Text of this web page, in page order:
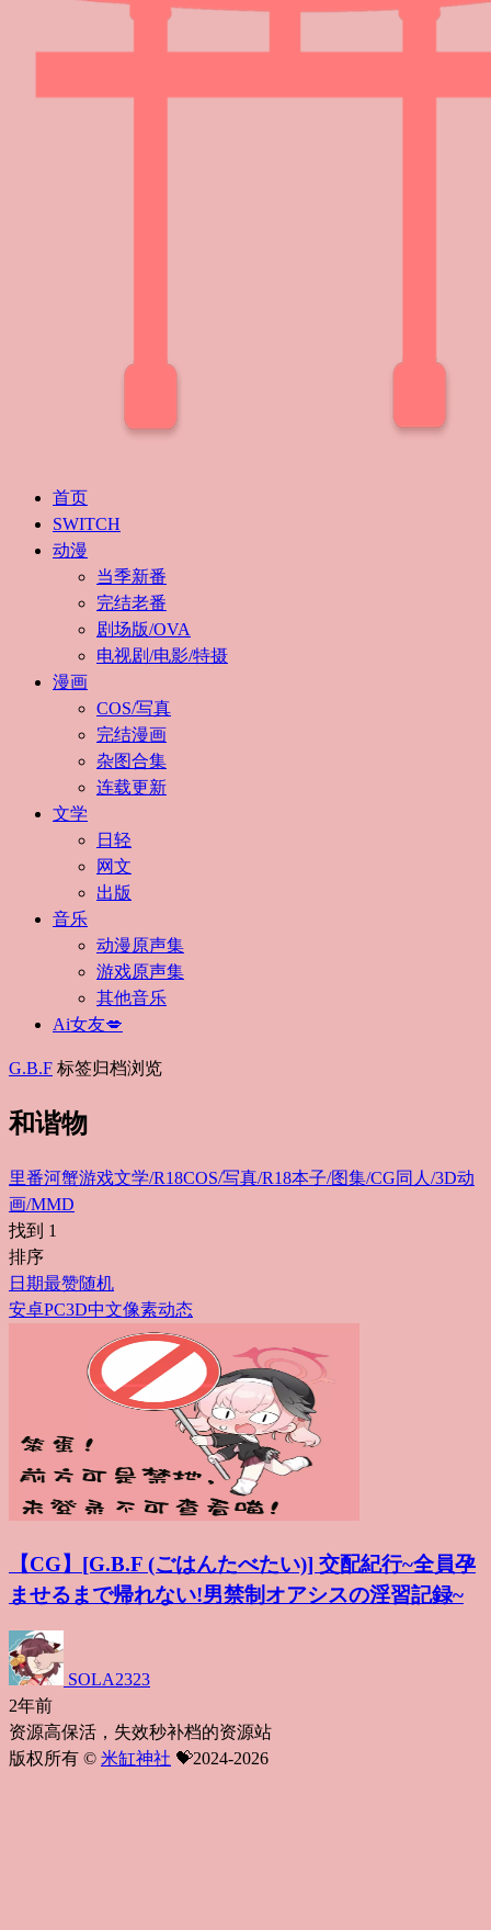
首页
SWITCH
动漫
当季新番
完结老番
剧场版/OVA
电视剧/电影/特摄
漫画
COS/写真
完结漫画
杂图合集
连载更新
文学
日轻
网文
出版
音乐
动漫原声集
游戏原声集
其他音乐
Ai女友💋
G.B.F 标签归档浏览
和谐物
里番河蟹游戏文学/R18COS/写真/R18本子/图集/CG同人/3D动
画/MMD
找到 1
排序
日期最赞随机
安卓PC3D中文像素动态
【CG】[G.B.F (ごはんたべたい)] 交配紀行~全員孕
ませるまで帰れない!男禁制オアシスの淫習記録~
SOLA2323
2年前
资源高保活，失效秒补档的资源站
版权所有 © 米缸神社 💝2024-2026